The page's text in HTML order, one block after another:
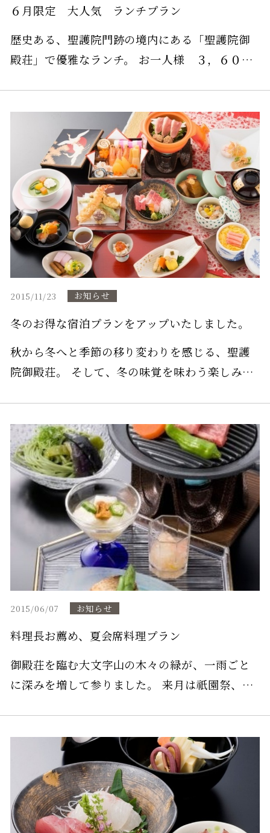
６月限定 大人気 ランチプラン
歴史ある、聖護院門跡の境内にある「聖護院御
殿荘」で優雅なランチ。 お一人様 ３，６００
し上がりいただけます。 また、聖護院の史跡庭
園を散策、タオル付きの足湯体験も無料でご利
用できます。 ご予約の際は、「燕子花（かきつ
ばた）ランチ」で、ご予約下さいませ。 ［ご予
約は、５名様からの受付となります］ ［ご予約
は、お電話でお申し込み下さい］
2015/11/23 お知らせ
冬のお得な宿泊プランをアップいたしました。
秋から冬へと季節の移り変わりを感じる、聖護
院御殿荘。 そして、冬の味覚を味わう楽しみ。
2015/06/07 お知らせ
料理長お薦め、夏会席料理プラン
御殿荘を臨む大文字山の木々の緑が、一雨ごと
に深みを増して参りました。 来月は祇園祭、8
お得な夏会席料理プランをご用意いたしまし
た。 どうぞ、是非ご利用くださいませ。